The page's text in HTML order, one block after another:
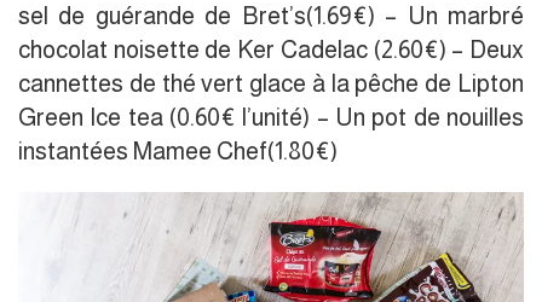
sel de guérande de Bret’s(1.69€) – Un marbré
chocolat noisette de Ker Cadelac (2.60€) – Deux
cannettes de thé vert glace à la pêche de Lipton
Green Ice tea (0.60€ l’unité) – Un pot de nouilles
instantées Mamee Chef(1.80€)